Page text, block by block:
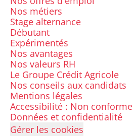
Nos métiers
Stage alternance
Débutant
Expérimentés
Nos avantages
Nos valeurs RH
Le Groupe Crédit Agricole
Nos conseils aux candidats
Mentions légales
Accessibilité : Non conforme
Données et confidentialité
Gérer les cookies